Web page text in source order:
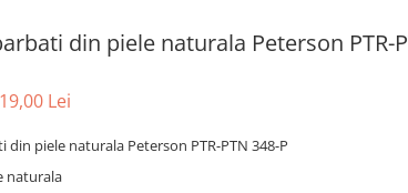
din piele naturala Peterson PTR-
Lei
din piele naturala Peterson PTR-PTN 348-P
naturala